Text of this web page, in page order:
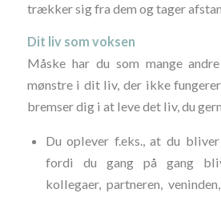
trækker sig fra dem og tager
Dit liv som voksen
Måske har du som mange
mønstre i dit liv, der ikke
bremser dig i at leve det liv, du
Du oplever f.eks., at du
fordi du gang på gang
kollegaer, partneren,